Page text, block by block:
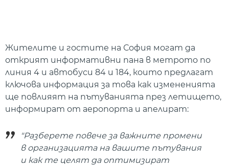
Жителите и гостите на София могат да
открият информативни пана в метрото по
линия 4 и автобуси 84 и 184, които предлагат
ключова информация за това как измененията
ще повлияят на пътуванията през летището,
информират от аеропорта и апелират:
"Разберете повече за важните промени
в организацията на вашите пътувания
и как те целят да оптимизират